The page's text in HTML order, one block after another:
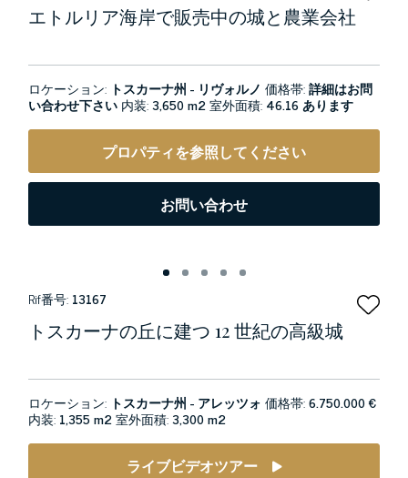
エトルリア海岸で販売中の城と農業会社
ロケーション: トスカーナ州 - リヴォルノ 価格帯:詳細はお問
い合わせ下さい 内装:3,650 m2室外面積: 46.16 あります
プロパティを参照してください
お問い合わせ
Rif番号: 13167
トスカーナの丘に建つ 12 世紀の高級城
ロケーション: トスカーナ州 - アレッツォ 価格帯:6.750.000 €
内装: 1,355 m2室外面積:3,300 m2
ライブビデオツアー